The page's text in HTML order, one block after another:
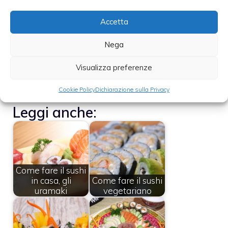
Accetta
Nega
Visualizza preferenze
Cookie PolicyDichiarazione sulla Privacy
trasferite in un piatto da portata.
Leggi anche:
Come fare il sushi
in casa, gli
uramaki
Come fare il sushi
vegetariano